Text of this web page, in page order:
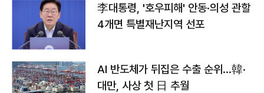
李대통령, '호우피해' 안동·의성 관할
4개면 특별재난지역 선포
AI 반도체가 뒤집은 수출 순위…韓·
대만, 사상 첫 日 추월